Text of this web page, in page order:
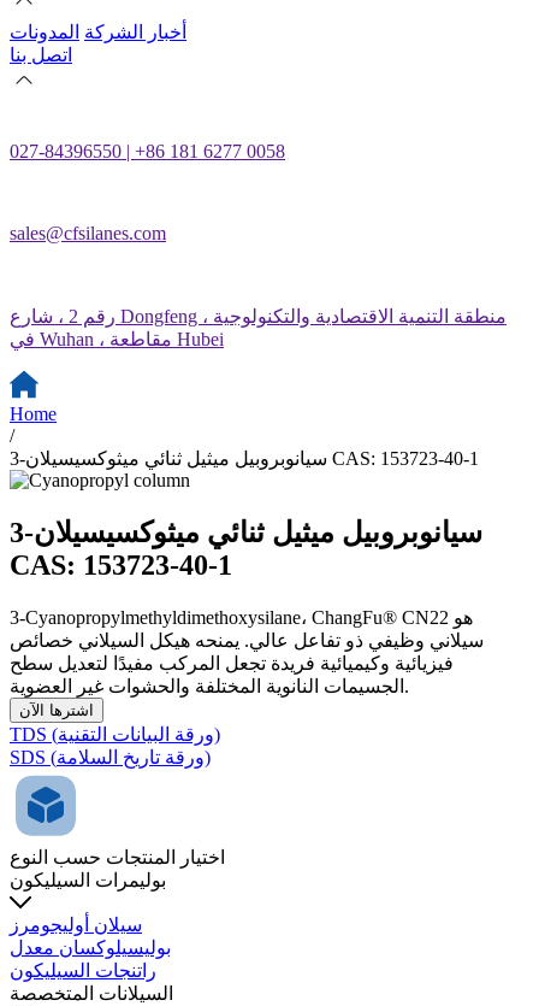
أخبار الشركة المدونات
اتصل بنا
027-84396550 | +86 181 6277 0058
sales@cfsilanes.com
رقم 2 ، شارع Dongfeng ، منطقة التنمية الاقتصادية والتكنولوجية
في Wuhan ، مقاطعة Hubei
Home
/
3-سيانوبروبيل ميثيل ثنائي ميثوكسيسيلان CAS: 153723-40-1
3-سيانوبروبيل ميثيل ثنائي ميثوكسيسيلان
CAS: 153723-40-1
3-Cyanopropylmethyldimethoxysilane، ChangFu® CN22 هو
سيلاني وظيفي ذو تفاعل عالي. يمنحه هيكل السيلاني خصائص
فيزيائية وكيميائية فريدة تجعل المركب مفيدًا لتعديل سطح
الجسيمات النانوية المختلفة والحشوات غير العضوية.
اشترها الآن
TDS (ورقة البيانات التقنية)
SDS (ورقة تاريخ السلامة)
اختيار المنتجات حسب النوع
بوليمرات السيليكون
سيلان أوليجومرز
بوليسيلوكسان معدل
راتنجات السيليكون
السيلانات المتخصصة